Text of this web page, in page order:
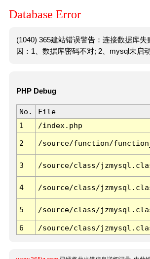
Database Error
(1040) 365建站错误警告：连接数据库失
因：1、数据库密码不对; 2、mysql未启动
PHP Debug
No. File
1
/index.php
2 /source/function/
3 /source/class/
4 /source/class/
5 /source/class/
6 /source/class/